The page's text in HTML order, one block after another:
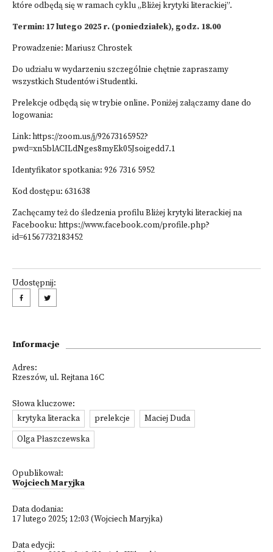
które odbędą się w ramach cyklu „Bliżej krytyki literackiej”.
Termin: 17 lutego 2025 r. (poniedziałek), godz. 18.00
Prowadzenie: Mariusz Chrostek
Do udziału w wydarzeniu szczególnie chętnie zapraszamy
wszystkich Studentów i Studentki.
Prelekcje odbędą się w trybie online. Poniżej załączamy dane do
logowania:
Link:https://zoom.us/j/92673165952?
pwd=xn5blACILdNges8myEk05Jsoigedd7.1
Identyfikator spotkania: 926 7316 5952
Kod dostępu: 631638
Zachęcamy też do śledzenia profilu Bliżej krytyki literackiej na
Facebooku: https://www.facebook.com/profile.php?
id=61567732183452
Udostępnij:
Informacje
Adres:
Rzeszów, ul. Rejtana 16C
Słowa kluczowe:
krytyka literacka
prelekcje
Maciej Duda
Olga Płaszczewska
Opublikował:
Wojciech Maryjka
Data dodania:
17 lutego 2025; 12:03 (Wojciech Maryjka)
Data edycji: